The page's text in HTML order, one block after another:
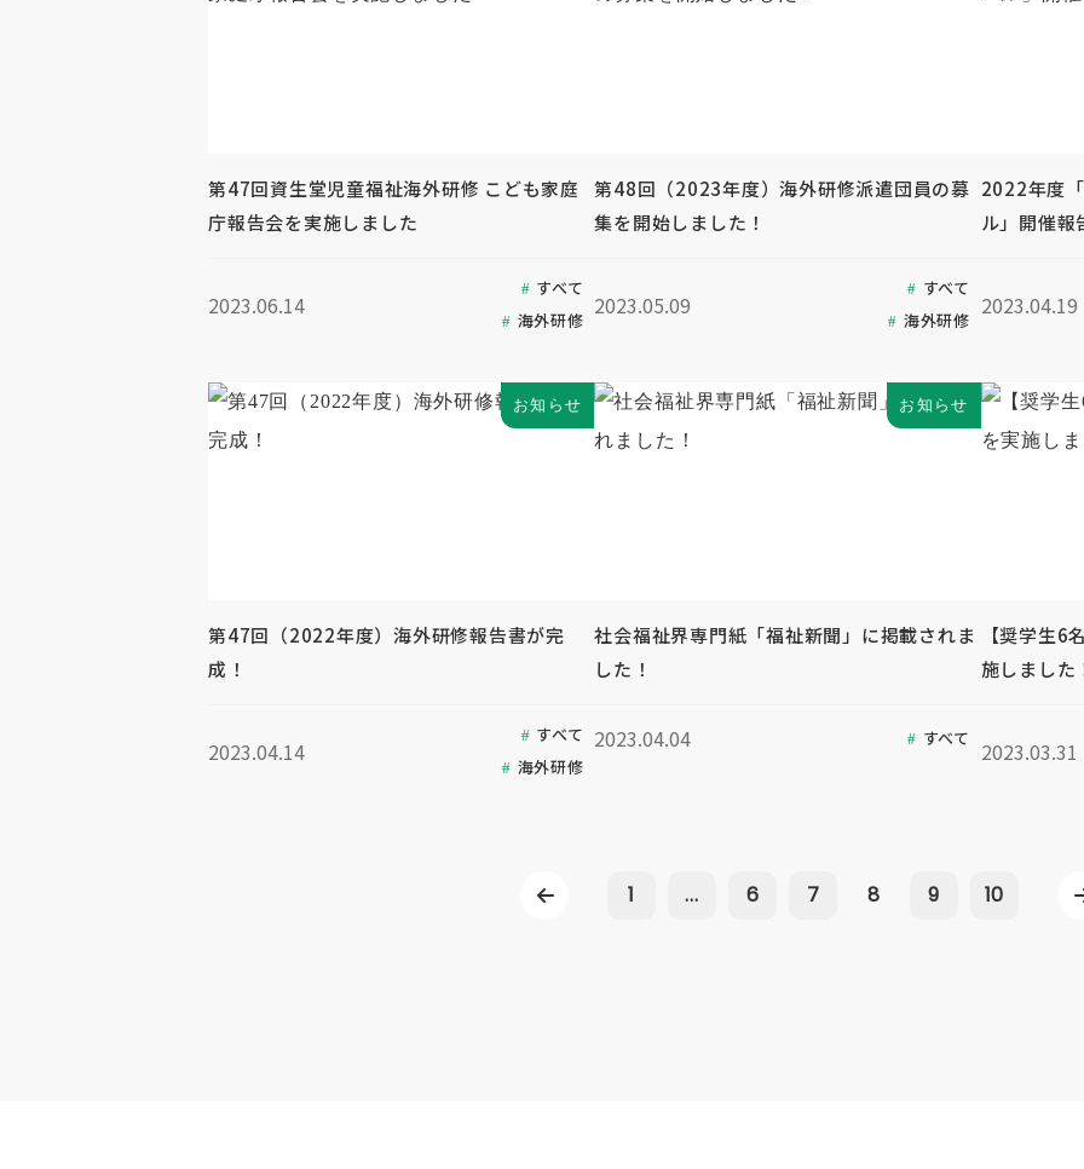
第47回資生堂児童福祉海外研修 こども家庭
庁報告会を実施しました
2023.06.14
すべて
海外研修
第48回（2023年度）海外研修派遣団員の募
集を開始しました！
2023.05.09
すべて
海外研修
2022年度
ル」開催報
2023.04.19
お知らせ
第47回（2022年度）海外研修報告書が完
成！
2023.04.14
すべて
海外研修
お知らせ
社会福祉界専門紙「福祉新聞」に掲載されま
した！
2023.04.04 すべて
【奨学生6
施しました
2023.03.31
1 ... 6 7 8 9 10